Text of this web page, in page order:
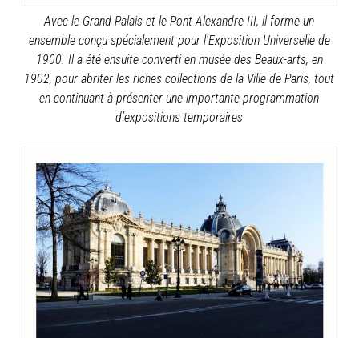
Avec le Grand Palais et le Pont Alexandre III, il forme un
ensemble conçu spécialement pour l’Exposition Universelle de
1900. Il a été ensuite converti en musée des Beaux-arts, en
1902, pour abriter les riches collections de la Ville de Paris, tout
en continuant à présenter une importante programmation
d’expositions temporaires